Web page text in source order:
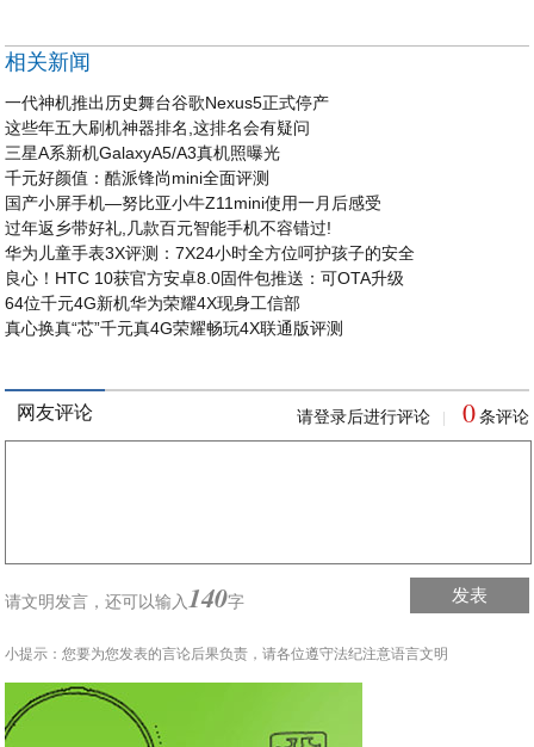
相关新闻
一代神机推出历史舞台谷歌Nexus5正式停产
这些年五大刷机神器排名,这排名会有疑问
三星A系新机GalaxyA5/A3真机照曝光
千元好颜值：酷派锋尚mini全面评测
国产小屏手机—努比亚小牛Z11mini使用一月后感受
过年返乡带好礼,几款百元智能手机不容错过!
华为儿童手表3X评测：7X24小时全方位呵护孩子的安全
良心！HTC 10获官方安卓8.0固件包推送：可OTA升级
64位千元4G新机华为荣耀4X现身工信部
真心换真“芯”千元真4G荣耀畅玩4X联通版评测
网友评论 请登录后进行评论 0 条评论
请文明发言，还可以输入 140字 发表
小提示：您要为您发表的言论后果负责，请各位遵守法纪注意语言文明